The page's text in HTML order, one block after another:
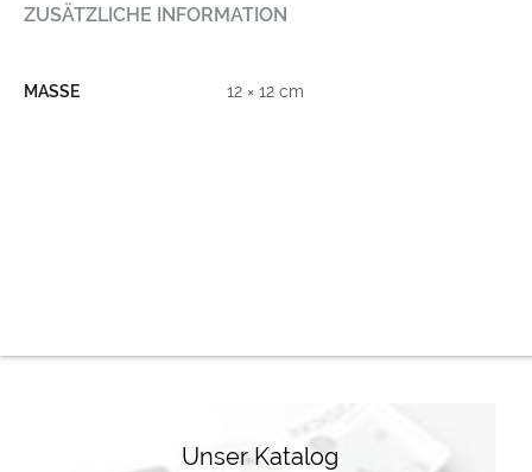
ZUSÄTZLICHE INFORMATION
MASSE 12 × 12 cm
Unser Katalog